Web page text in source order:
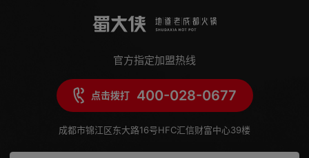
官方指定加盟热线
点击拨打 400-028-0677
成都市锦江区东大路16号HFC汇信财富中心39楼